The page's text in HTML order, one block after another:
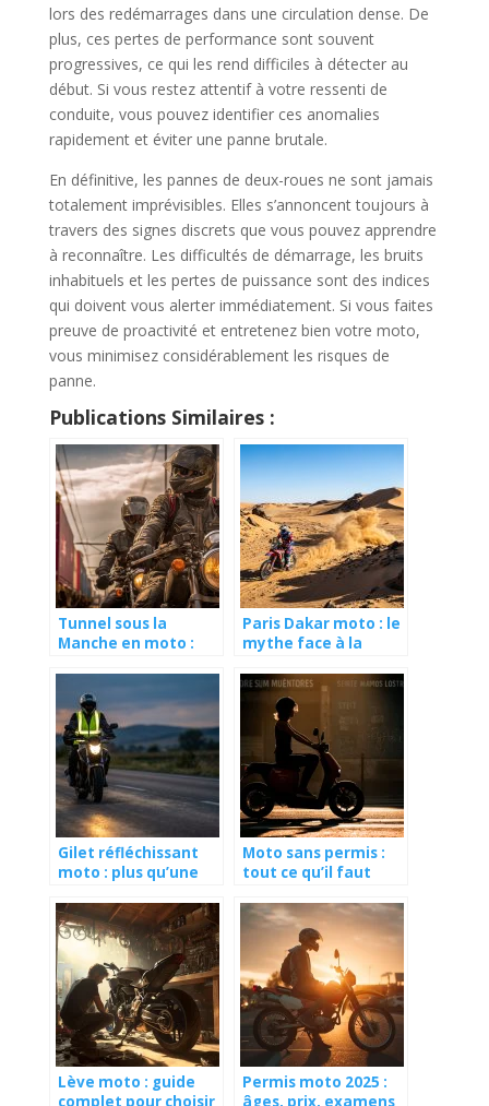
lors des redémarrages dans une circulation dense. De
plus, ces pertes de performance sont souvent
progressives, ce qui les rend difficiles à détecter au
début. Si vous restez attentif à votre ressenti de
conduite, vous pouvez identifier ces anomalies
rapidement et éviter une panne brutale.
En définitive, les pannes de deux-roues ne sont jamais
totalement imprévisibles. Elles s’annoncent toujours à
travers des signes discrets que vous pouvez apprendre
à reconnaître. Les difficultés de démarrage, les bruits
inhabituels et les pertes de puissance sont des indices
qui doivent vous alerter immédiatement. Si vous faites
preuve de proactivité et entretenez bien votre moto,
vous minimisez considérablement les risques de
panne.
Publications Similaires :
Tunnel sous la
Manche en moto :
à deux roues
Paris Dakar moto : le
mythe face à la
Gilet réfléchissant
moto : plus qu’une
Moto sans permis :
tout ce qu’il faut
Lève moto : guide
complet pour choisir
Permis moto 2025 :
âges, prix, examens